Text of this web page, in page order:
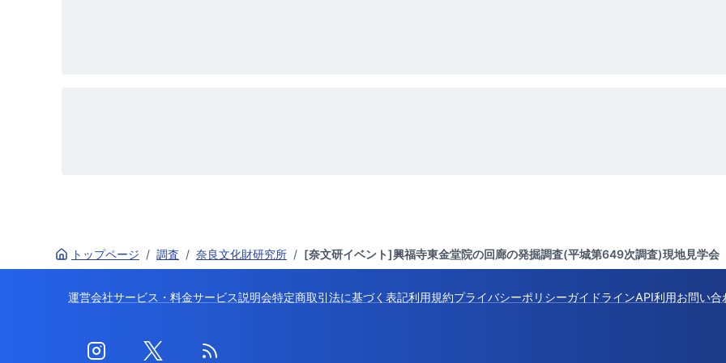
トップページ / 調査 / 奈良文化財研究所 / [奈文研イベント]興福寺東金堂院の回廊の発掘調査(平城第649次調査)現地見学会
運営会社サービス・料金サービス説明会特定商取引法に基づく表記利用規約プライバシーポリシーガイドラインAPI利用お問い合